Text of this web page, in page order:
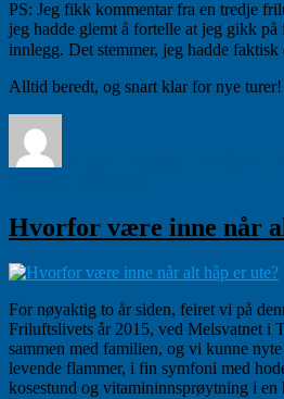
PS: Jeg fikk kommentar fra en tredje
jeg hadde glemt å fortelle at jeg gikk
innlegg. Det stemmer, jeg hadde
Alltid beredt, og snart klar for nye turer!
Hvorfor være inne når
For nøyaktig to år siden, feiret vi på
Friluftslivets år 2015, ved Melsvatnet i
sammen med familien, og vi kunne
levende flammer, i fin symfoni med
kosestund og vitamininnsprøytning i en